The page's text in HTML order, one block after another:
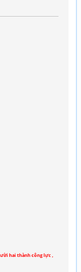
hai thành công lực ,